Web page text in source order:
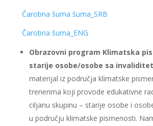
Čarobna šuma šuma_SRB
Čarobna šuma_ENG
Obrazovni program Klimatska
starije osobe/osobe sa
materijal iz područja klimatske
trenerima koji provode edukativne
ciljanu skupinu – starije osobe i
u području klimatske pismenosti.